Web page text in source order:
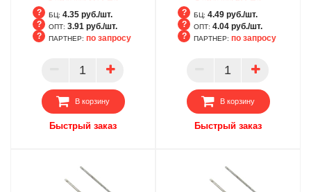
БЦ: 4.35 руб./шт.
ОПТ: 3.91 руб./шт.
ПАРТНЕР
ПАРТНЕР: по запросу
В корзину
Быстрый заказ
БЦ: 4.49 руб./шт.
ОПТ: 4.04 руб./шт.
ПАРТНЕР
ПАРТНЕР: по запросу
В корзину
Быстрый заказ